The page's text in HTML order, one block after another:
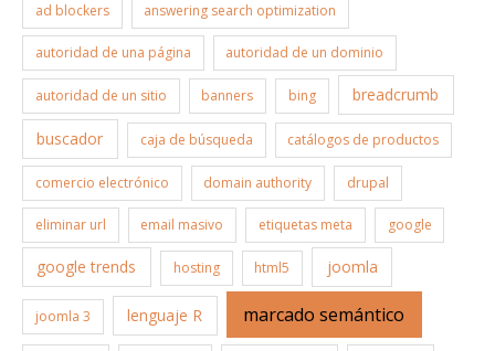
ad blockers answering search optimization
autoridad de una página autoridad de un dominio
autoridad de un sitio banners bing breadcrumb
buscador caja de búsqueda catálogos de productos
comercio electrónico domain authority drupal
eliminar url email masivo etiquetas meta google
google trends hosting html5 joomla
joomla 3 lenguaje R marcado semántico